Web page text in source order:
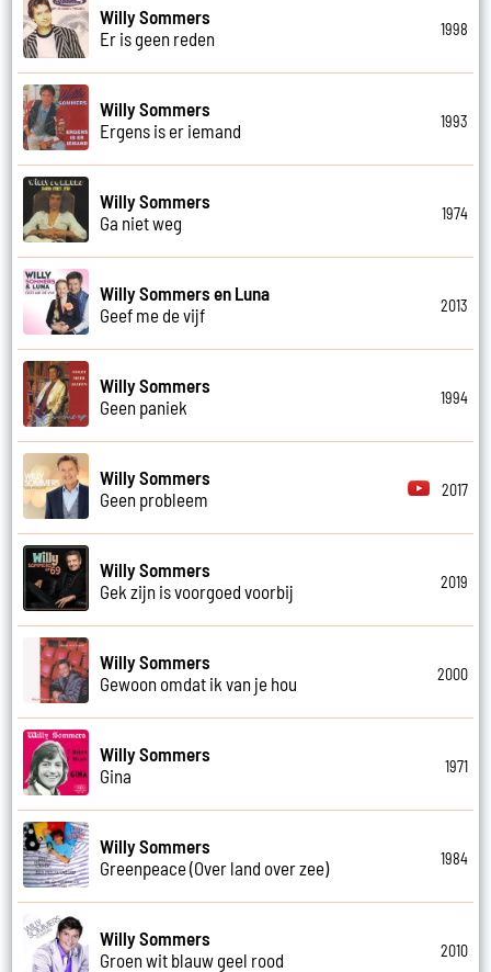
Willy Sommers
Er is geen reden
1998
Willy Sommers
Ergens is er iemand
1993
Willy Sommers
Ga niet weg
1974
Willy Sommers en Luna
Geef me de vijf
2013
Willy Sommers
Geen paniek
1994
Willy Sommers
Geen probleem
2017
Willy Sommers
Gek zijn is voorgoed voorbij
2019
Willy Sommers
Gewoon omdat ik van je hou
2000
Willy Sommers
Gina
1971
Willy Sommers
Greenpeace (Over land over zee)
1984
Willy Sommers
Groen wit blauw geel rood
2010